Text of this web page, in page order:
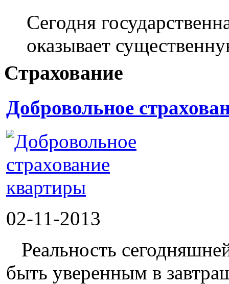
Сегодня
оказывает
Страхование
Добровольное
02-11-2013
Реальность
быть уверенным в